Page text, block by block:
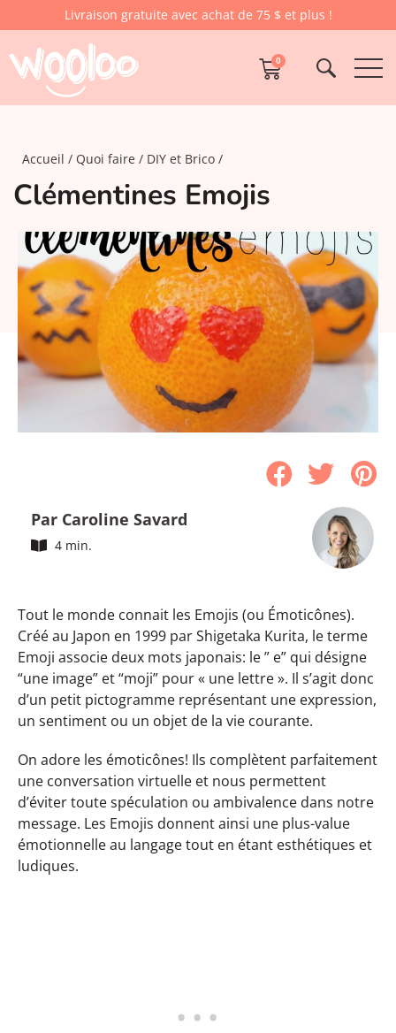
Livraison gratuite avec achat de 75 $ et plus !
0
Accueil Quoi faire DIY et Brico
Clémentines Emojis
Par Caroline Savard
4 min.
Tout le monde connait les Emojis (ou Émoticônes).
Créé au Japon en 1999 par Shigetaka Kurita, le terme
Emoji associe deux mots japonais: le ” e” qui désigne
“une image” et “moji” pour « une lettre ». Il s’agit donc
d’un petit pictogramme représentant une expression,
un sentiment ou un objet de la vie courante.
On adore les émoticônes! Ils complètent parfaitement
une conversation virtuelle et nous permettent
d’éviter toute spéculation ou ambivalence dans notre
message. Les Emojis donnent ainsi une plus-value
émotionnelle au langage tout en étant esthétiques et
ludiques.